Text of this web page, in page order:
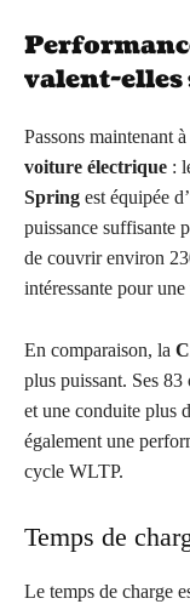
valent-elles
Passons maintenant
voiture électrique :
Spring est équipée
puissance suffisante
de couvrir environ
intéressante pour
En comparaison, la
plus puissant. Ses
et une conduite plus
également une
cycle WLTP.
Temps de
Le temps de charge